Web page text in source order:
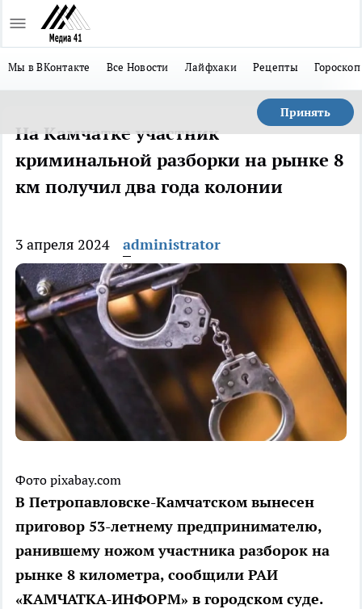
Мы в ВКонтакте Все Новости Лайфхаки Рецепты Гороскоп
Принять
На Камчатке участник
криминальной разборки на рынке 8
км получил два года колонии
3 апреля 2024 administrator
Фото pixabay.com
В Петропавловске-Камчатском вынесен
приговор 53-летнему предпринимателю,
ранившему ножом участника разборок на
рынке 8 километра, сообщили РАИ
«КАМЧАТКА-ИНФОРМ» в городском суде.